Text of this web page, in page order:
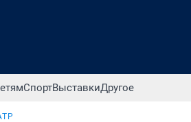
СпортВыставкиДругое